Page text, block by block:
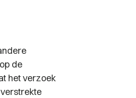
de
het verzoek